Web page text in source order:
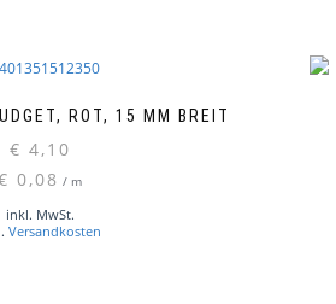
ROT, 15 MM BREIT
€ 4,10
0,08 / m
inkl. MwSt.
Versandkosten